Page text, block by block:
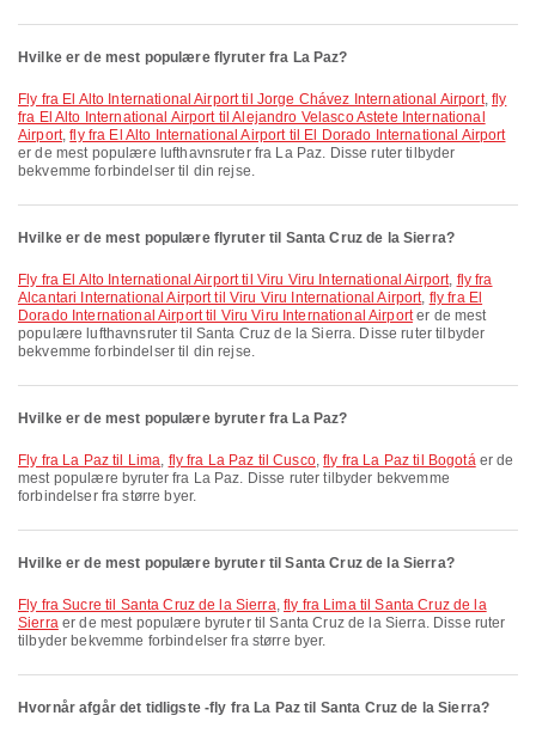
Hvilke er de mest populære flyruter fra La Paz?
fly fra El Alto International Airport til Jorge Chávez International Airport, fly
fra El Alto International Airport til Alejandro Velasco Astete International
Airport,fly fra El Alto International Airport til El Dorado International Airport
er de mest populære lufthavnsruter fra La Paz. Disse ruter tilbyder
bekvemme forbindelser til din rejse.
Hvilke er de mest populære flyruter til Santa Cruz de la Sierra?
fly fra El Alto International Airport til Viru Viru International Airport, fly fra
Alcantari International Airport til Viru Viru International Airport, fly fra El
Dorado International Airport til Viru Viru International Airporter de mest
populære lufthavnsruter til Santa Cruz de la Sierra. Disse ruter tilbyder
bekvemme forbindelser til din rejse.
Hvilke er de mest populære byruter fra La Paz?
fly fra La Paz til Lima, fly fra La Paz til Cusco,fly fra La Paz til Bogotáer de
mest populære byruter fra La Paz. Disse ruter tilbyder bekvemme
forbindelser fra større byer.
Hvilke er de mest populære byruter til Santa Cruz de la Sierra?
fly fra Sucre til Santa Cruz de la Sierra,fly fra Lima til Santa Cruz de la
Sierraer de mest populære byruter til Santa Cruz de la Sierra. Disse ruter
tilbyder bekvemme forbindelser fra større byer.
Hvornår afgår det tidligste -fly fra La Paz til Santa Cruz de la Sierra?